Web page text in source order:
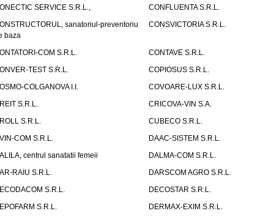
SERVICE S.R.L.,
CONFLUENTA S.R.L.
sanatoriul-preventoriu
baza
CONSVICTORIA S.R.L.
COM S.R.L.
CONTAVE S.R.L.
TEST S.R.L.
COPIOSUS S.R.L.
COLGANOVA I.I.
COVOARE-LUX S.R.L.
S.R.L.
CRICOVA-VIN S.A.
S.R.L.
CUBECO S.R.L.
COM S.R.L.
DAAC-SISTEM S.R.L.
centrul sanatatii femeii
DALMA-COM S.R.L.
RAIU S.R.L.
DARSCOM AGRO S.R.L.
S.R.L.
DECOSTAR S.R.L.
S.R.L.
DERMAX-EXIM S.R.L.